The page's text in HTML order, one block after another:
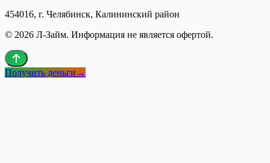
454016, г. Челябинск, Калининский район
© 2026 Л-Займ. Информация не является офертой.
Получить деньги →